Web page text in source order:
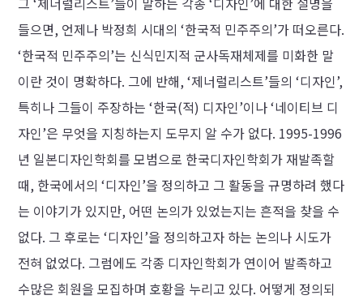
들으면, 언제나 박정희 시대의 ‘한국적 민주주의’가 떠오른다.
‘한국적 민주주의’는 신식민지적 군사독재체제를 미화한 말
이란 것이 명확하다. 그에 반해, ‘제너럴리스트’들의 ‘디자인’,
특히나 그들이 주장하는 ‘한국(적) 디자인’이나 ‘네이티브 디
자인’은 무엇을 지칭하는지 도무지 알 수가 없다. 1995-1996
년 일본디자인학회를 모범으로 한국디자인학회가 재발족할
때, 한국에서의 ‘디자인’을 정의하고 그 활동을 규명하려 했다
는 이야기가 있지만, 어떤 논의가 있었는지는 흔적을 찾을 수
없다. 그 후로는 ‘디자인’을 정의하고자 하는 논의나 시도가
전혀 없었다. 그럼에도 각종 디자인학회가 연이어 발족하고
수많은 회원을 모집하며 호황을 누리고 있다. 어떻게 정의되